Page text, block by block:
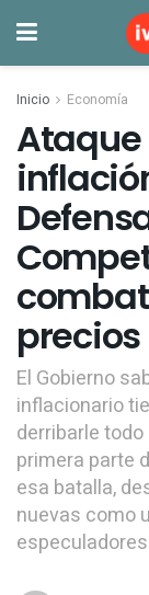
Inicio Economía
precios
El Gobierno
inflacionario
derribarle
primera parte
esa batalla,
nuevas como